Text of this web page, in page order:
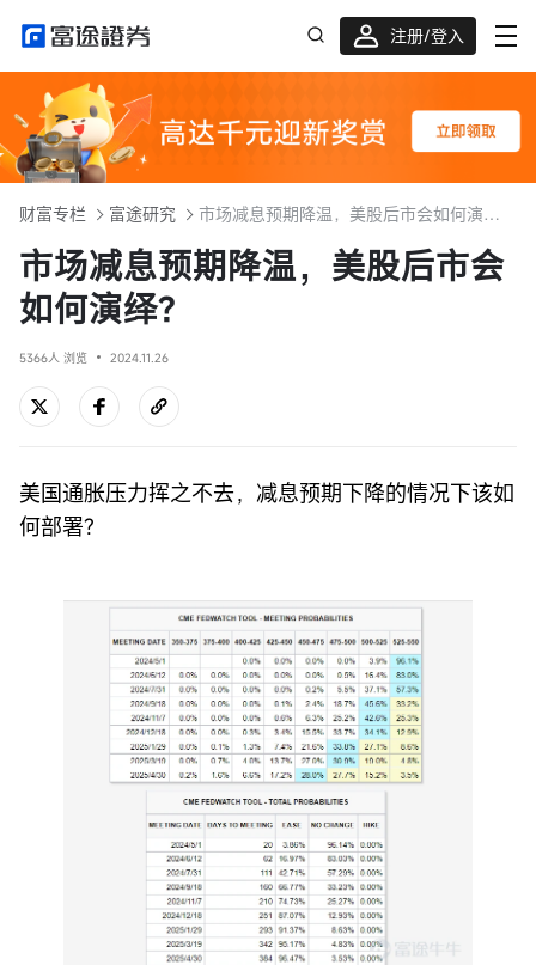
注册/登入
迎新重磅礼 股票/BTC等任你选!
财富专栏 富途研究 市场减息预期降温，美股后市会如何演绎?
市场减息预期降温，美股后市会
如何演绎?
5366人 浏览 2024.11.26
美国通胀压力挥之不去，减息预期下降的情况下该如
何部署?